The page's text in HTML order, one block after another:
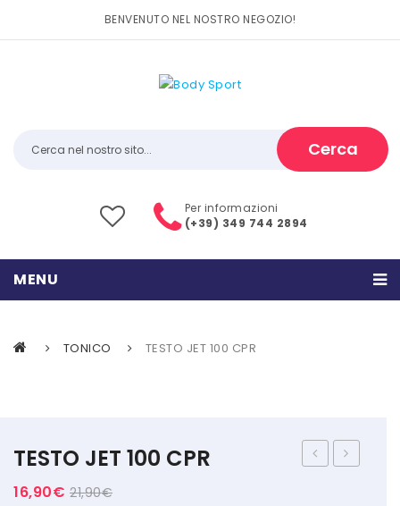
BENVENUTO NEL NOSTRO NEGOZIO!
Cerca
Per informazioni
(+39) 349 744 2894
MENU
PRODOTTI
+ WATT
AMIX
TONICO TESTO JET 100 CPR
TESTO JET 100 CPR
16,90€ 21,90€